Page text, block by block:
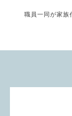
職員一同が家族